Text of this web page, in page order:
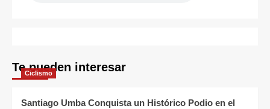
Te pueden interesar
Ciclismo
Santiago Umba Conquista un Histórico Podio en el